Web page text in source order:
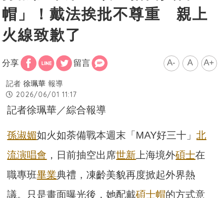
帽」！戴法挨批不尊重 親上
火線致歉了
分享 留言 A- A A+
記者 徐珮華 報導
2026/06/01 11:17
記者徐珮華／綜合報導
孫淑媚如火如荼備戰本週末「MAY好三十」北
流演唱會 ，日前抽空出席世新 上海境外碩士在
職專班畢業典禮，凍齡美貌再度掀起外界熱
議。只是畫面曝光後，她配戴碩士帽的方式意